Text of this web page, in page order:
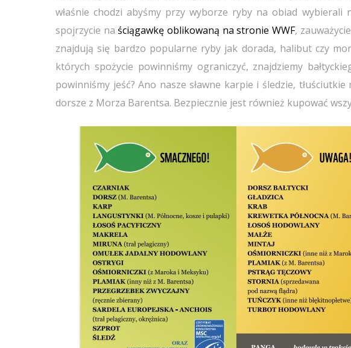
właśnie chodzi abyśmy przy wyborze ryby na obiad
spojrzycie na ściągawkę oblikowaną na stronie WWF,
znajdują się bardzo popularne ryby jak dorada, halibut czy
których spożycie powinniśmy ograniczyć, znajdziemy
powinniśmy jeść? Ano nasze sławne karpie i śledzie,
dorsze z Morza Barentsa. Bezpiecznie jest również kupować